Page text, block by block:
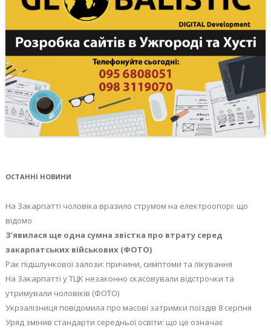
ОСТАННІ НОВИНИ
На Закарпатті чоловіка вразило струмом на електроопорі: що
відомо
З’явилася ще одна сумна звістка про втрату серед
закарпатських військових (ФОТО)
Рак підшлункової залози: причини, симптоми та лікування
На Закарпатті у ТЦК незаконно скасовували відстрочки та
утримували чоловіків (ФОТО)
Укрзалізниця повідомила про масові затримки поїздів 8 серпня
Уряд змінив стандарти середньої освіти: що це означає